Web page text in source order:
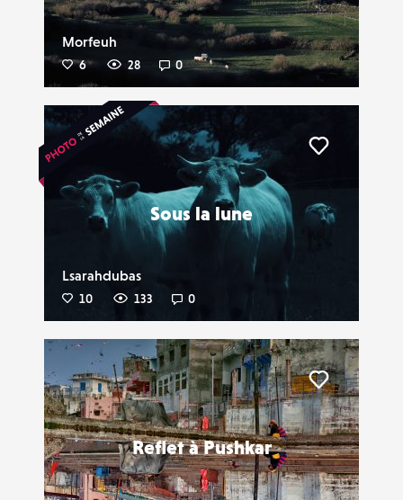
Morfeuh
6 28 0
Sous la lune
Lsarahdubas
10 133 0
Reflet à Pushkar
Liker